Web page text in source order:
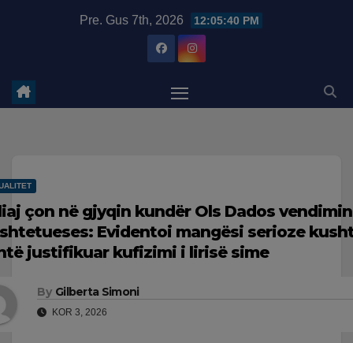
Pre. Gus 7th, 2026 12:05:41 PM
çon në gjyqin kundër Ols Dados
Evidentoi mangësi serioze
justifikuar kufizimi i lirisë sime
By Gilberta Simoni
KOR 3, 2026